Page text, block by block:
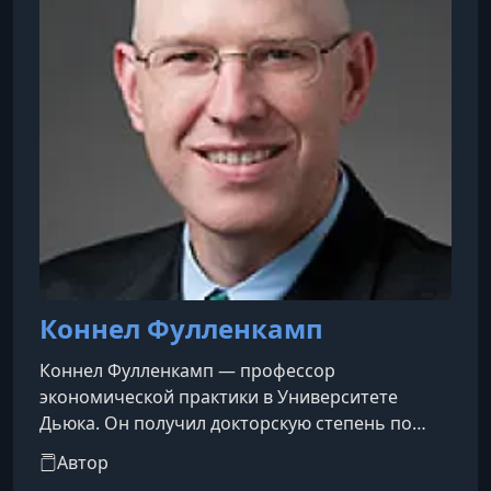
24. The Future of Finance
роста. Всегда без рекл
Коннел Фулленкамп
Коннел Фулленкамп — профессор
экономической практики в Университете
Дьюка. Он получил докторскую степень по
экономике в Гарвардском университете. В
течение своей карьеры он удостаивался
Автор